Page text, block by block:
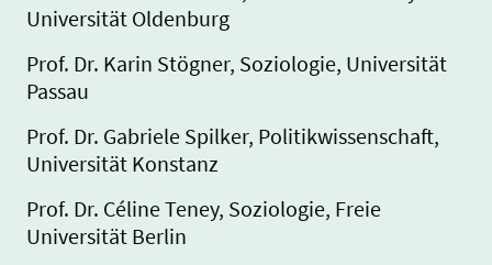
Universität Oldenburg
Prof. Dr. Karin Stögner, Soziologie, Universität
Passau
Prof. Dr. Gabriele Spilker, Politikwissenschaft,
Universität Konstanz
Prof. Dr. Céline Teney, Soziologie, Freie
Universität Berlin